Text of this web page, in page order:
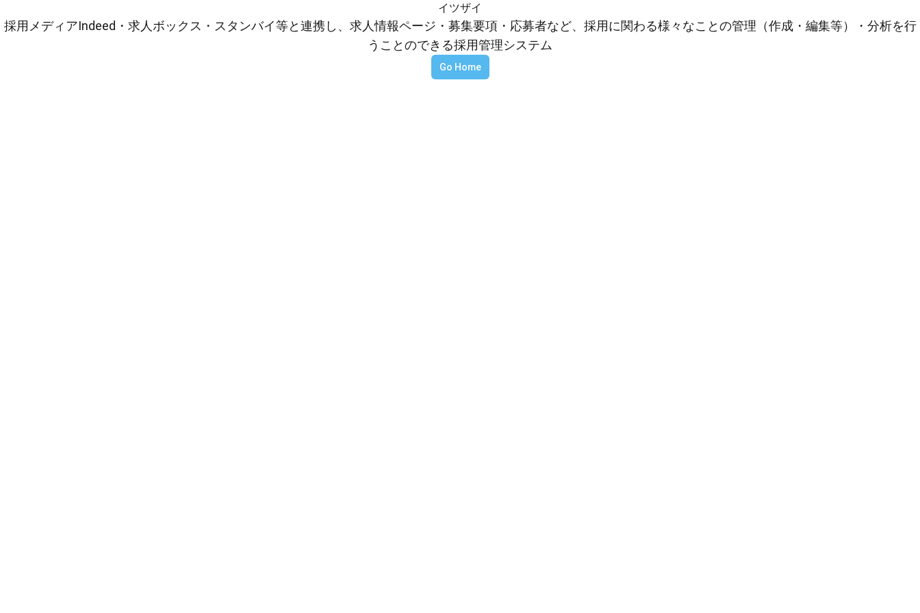
イツザイ
採用メディアIndeed・求人ボックス・スタンバイ等と連携し、求人情報ページ・募集要項・応募者など、採用に関わる様々なことの管理（作成・編集等）・分析を行
うことのできる採用管理システム
Go Home